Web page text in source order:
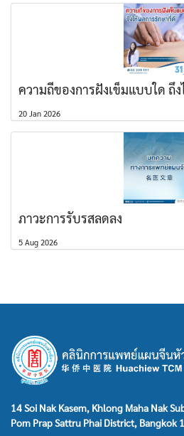
ความถี่ของการฝังเข็มแบบใด ถึ
20 Jan 2026
ภาวะการรับรสลดลง
5 Aug 2026
14 Soi Nak Kasem, Khlong Maha Nak
Pom Prap Sattru Phai District, Bangkok